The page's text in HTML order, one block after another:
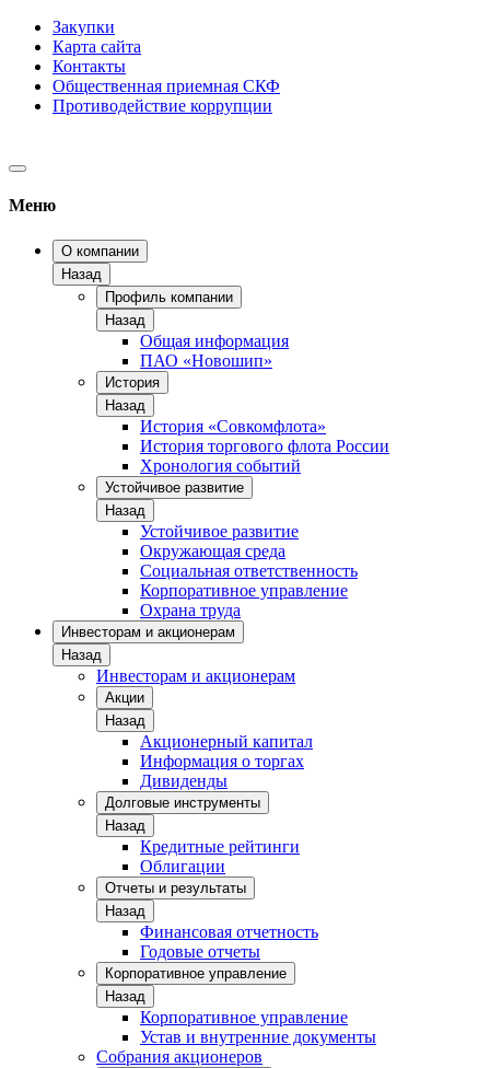
Закупки
Карта сайта
Контакты
Общественная приемная СКФ
Противодействие коррупции
Меню
О компании
Назад
Профиль компании
Назад
Общая информация
ПАО «Новошип»
История
Назад
История «Совкомфлота»
История торгового флота России
Хронология событий
Устойчивое развитие
Назад
Устойчивое развитие
Окружающая среда
Социальная ответственность
Корпоративное управление
Охрана труда
Инвесторам и акционерам
Назад
Инвесторам и акционерам
Акции
Назад
Акционерный капитал
Информация о торгах
Дивиденды
Долговые инструменты
Назад
Кредитные рейтинги
Облигации
Отчеты и результаты
Назад
Финансовая отчетность
Годовые отчеты
Корпоративное управление
Назад
Корпоративное управление
Устав и внутренние документы
Собрания акционеров